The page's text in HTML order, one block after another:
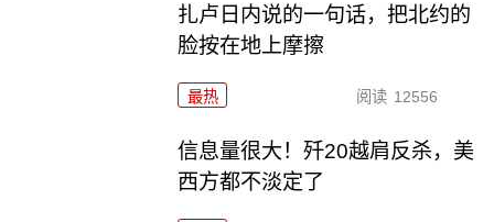
扎卢日内说的一句话，把北约的
脸按在地上摩擦
最热 阅读 12556
信息量很大！歼20越肩反杀，美
西方都不淡定了